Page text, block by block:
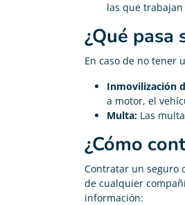
las que
¿Qué
En caso de no tener
Inmovilización
a motor, el
Multa: Las
¿Cómo
Contratar un seguro
de cualquier
información: